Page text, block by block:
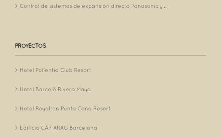
Control de sistemas de expansión directa Panasonic y...
PROYECTOS
Hotel Pollentia Club Resort
Hotel Barceló Rivera Maya
Hotel Royalton Punta Cana Resort
Edificio CAP-ARAG Barcelona